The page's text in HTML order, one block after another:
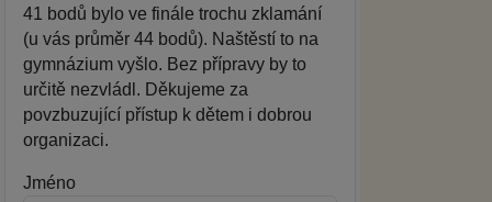
41 bodů bylo ve finále trochu zklamání
(u vás průměr 44 bodů). Naštěstí to na
gymnázium vyšlo. Bez přípravy by to
určitě nezvládl. Děkujeme za
povzbuzující přístup k dětem i dobrou
organizaci.
Jméno